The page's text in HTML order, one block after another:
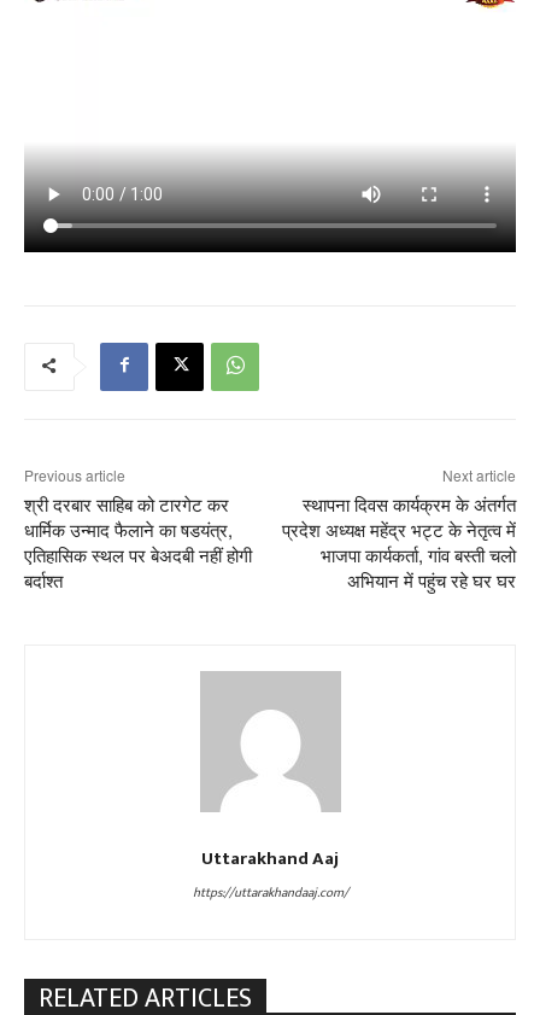
Previous article
श्री दरबार साहिब को टारगेट कर
धार्मिक उन्माद फैलाने का षडयंत्र,
एतिहासिक स्थल पर बेअदबी नहीं होगी
बर्दाश्त
Next article
स्थापना दिवस कार्यक्रम के अंतर्गत
प्रदेश अध्यक्ष महेंद्र भट्ट के नेतृत्व में
भाजपा कार्यकर्ता, गांव बस्ती चलो
अभियान में पहुंच रहे घर घर
Uttarakhand Aaj
https://uttarakhandaaj.com/
RELATED ARTICLES